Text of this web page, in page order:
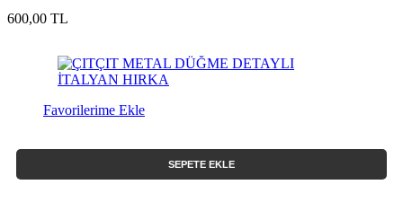
600,00 TL
Favorilerime Ekle
SEPETE EKLE